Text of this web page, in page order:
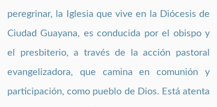
peregrinar, la Iglesia que vive en la Diócesis de
Ciudad Guayana, es conducida por el obispo y
el presbiterio, a través de la acción pastoral
evangelizadora, que camina en comunión y
participación, como pueblo de Dios. Está atenta